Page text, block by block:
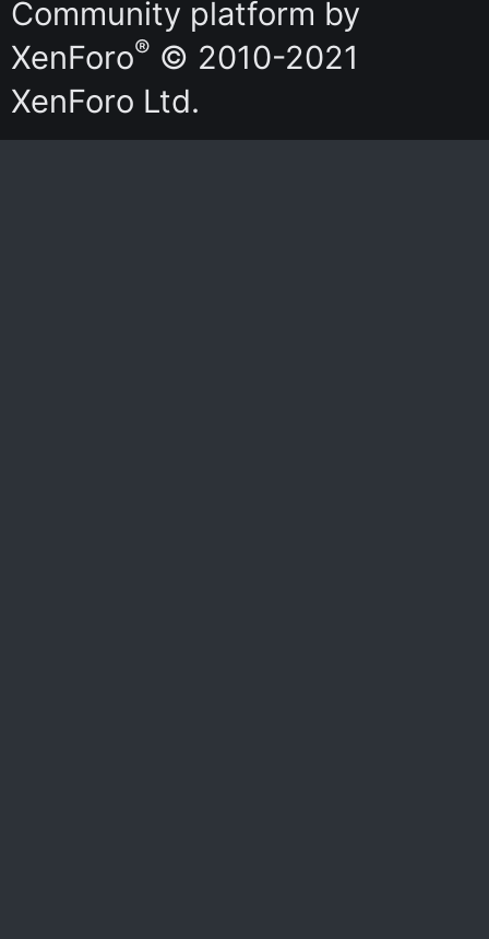
S
Community platform by
XenForo® © 2010-2021
XenForo Ltd.